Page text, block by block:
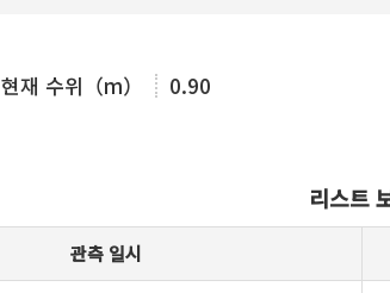
현재 수위（m） 0.90
리스트
관측 일시